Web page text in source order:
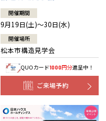
開催期間
9月19日(土)～30日(水)
開催場所
松本市構造見学会
QUOカード1000円分進呈中！
ご来場予約